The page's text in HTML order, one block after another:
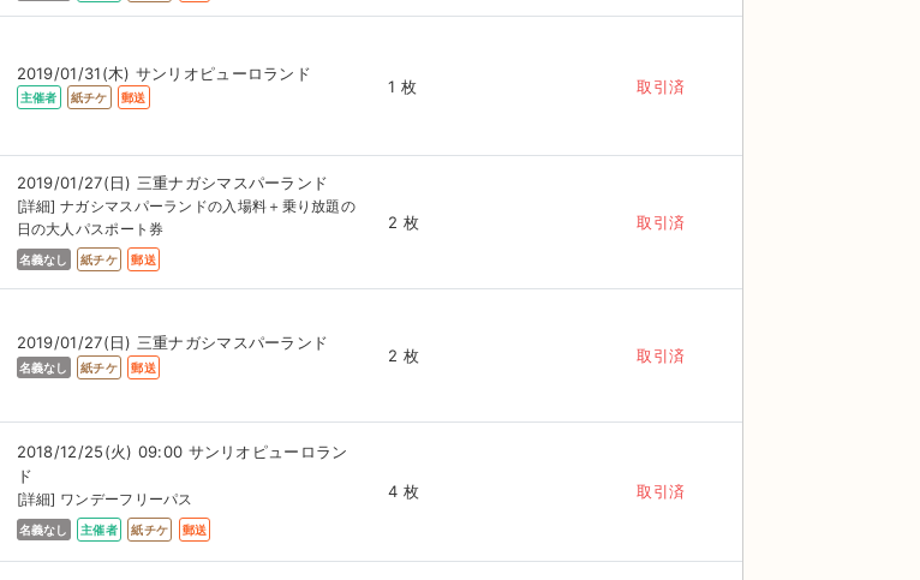
2019/01/31(木) サンリオピューロランド
主催者 紙チケ 郵送
1 枚 取引済
2019/01/27(日) 三重ナガシマスパーランド
[詳細] ナガシマスパーランドの入場料＋乗り放題の
日の大人パスポート券
名義なし 紙チケ 郵送
2 枚 取引済
2019/01/27(日) 三重ナガシマスパーランド
名義なし 紙チケ 郵送
2 枚 取引済
2018/12/25(火) 09:00 サンリオピューロラン
ド
[詳細] ワンデーフリーパス
名義なし 主催者 紙チケ 郵送
4 枚 取引済